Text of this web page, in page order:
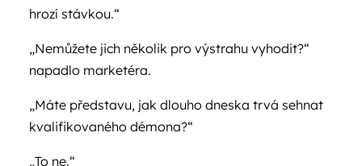
hrozí stávkou.“
„Nemůžete jich několik pro výstrahu vyhodit?“
napadlo marketéra.
„Máte představu, jak dlouho dneska trvá sehnat
kvalifikovaného démona?“
„To ne.“